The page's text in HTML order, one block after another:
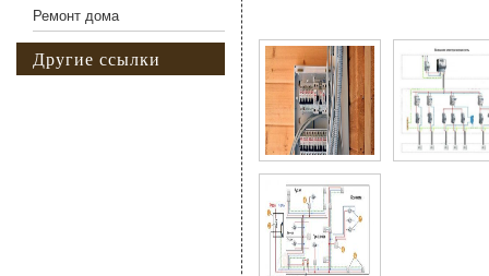
Ремонт дома
Другие ссылки